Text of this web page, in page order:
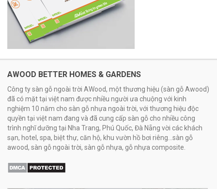
AWOOD BETTER HOMES & GARDENS
Công ty sàn gỗ ngoài trời AWood, một thương hiệu (sàn gỗ Awood)
đã có mặt tại việt nam được nhiều người ưa chuộng với kinh
nghiệm 10 năm cho sàn gỗ nhựa ngoài trời, với thương hiệu độc
quyền tại việt nam đang và đã cung cấp sàn gỗ cho nhiều công
trình nghĩ dưỡng tại Nha Trang, Phú Quốc, Đà Nẵng vời các khách
sạn, hotel, spa, biệt thự, căn hộ, khu vườn hồ bơi riêng...sàn gỗ
awood, sàn gỗ ngoài trời, sàn gỗ nhựa, gỗ nhựa composite.